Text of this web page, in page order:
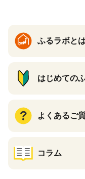
ふるラボとは
はじめての
よくあるご
コラム